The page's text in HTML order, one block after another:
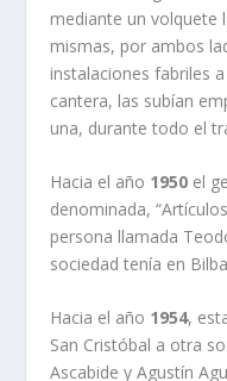
mediante un volquete
mismas, por ambos
instalaciones fabriles
cantera, las subían
una, durante todo el
Hacia el año 1950 el
denominada,
persona llamada
sociedad tenía en
Hacia el año 1954,
San Cristóbal a otra
Ascabide y Agustín